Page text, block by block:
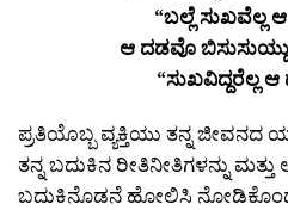
“ಬಲ್ಲೆ ಸುಖವೆಲ್ಲ
ಆ ದಡವೊ
“ಸುಖವಿದ್ದರೆಲ್ಲ
ಪ್ರತಿಯೊಬ್ಬ ವ್ಯಕ್ತಿಯು ತನ್ನ ಜೀವನದ
ತನ್ನ ಬದುಕಿನ ರೀತಿನೀತಿಗಳನ್ನು
ಬದುಕಿನೊಡನೆ ಹೋಲಿಸಿ